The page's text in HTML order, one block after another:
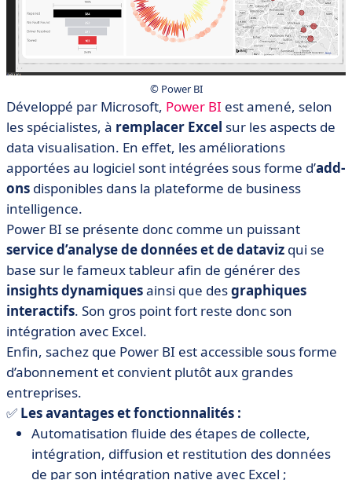
© Power BI
Développé par Microsoft, Power BI est amené, selon
les spécialistes, à remplacer Excel sur les aspects de
data visualisation. En effet, les améliorations
apportées au logiciel sont intégrées sous forme d’add-
ons disponibles dans la plateforme de business
intelligence.
Power BI se présente donc comme un puissant
service d’analyse de données et de dataviz qui se
base sur le fameux tableur afin de générer des
insights dynamiquesainsi que desgraphiques
interactifs. Son gros point fort reste donc son
intégration avec Excel.
Enfin, sachez que Power BI est accessible sous forme
d’abonnement et convient plutôt aux grandes
entreprises.
✅ Les avantages et fonctionnalités :
Automatisation fluide des étapes de collecte,
intégration, diffusion et restitution des données
de par son intégration native avec Excel ;